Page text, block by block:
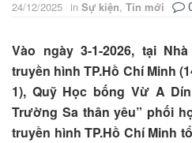
24/12/2025 in Sự kiện, Tin mới
Vào ngày 3-1-2026, tại
truyền hình TP.Hồ Chí Minh
1), Quỹ Học bống Vừ A
Trường Sa thân yêu” phối
truyền hình TP.Hồ Chí Minh